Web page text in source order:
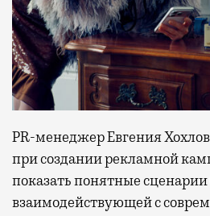
PR-менеджер Евгения
при создании рекламной
показать понятные
взаимодействующей с